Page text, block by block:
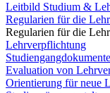
Leitbild Studium &
Regularien für die
Regularien für die
Lehrverpflichtung
Studiengangdokumente
Evaluation von
Orientierung für neue